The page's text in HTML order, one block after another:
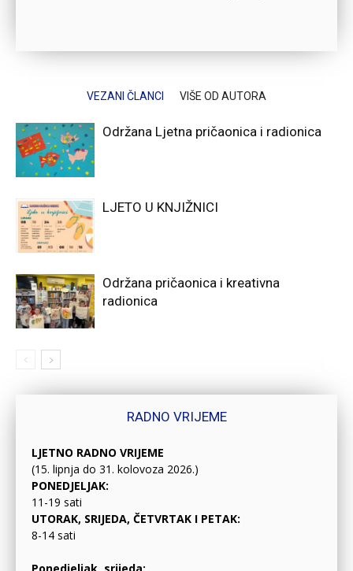
VEZANI ČLANCI VIŠE OD AUTORA
Održana Ljetna pričaonica i radionica
LJETO U KNJIŽNICI
Održana pričaonica i kreativna
radionica
RADNO VRIJEME
LJETNO RADNO VRIJEME
(15. lipnja do 31. kolovoza 2026.)
PONEDJELJAK:
11-19 sati
UTORAK, SRIJEDA, ČETVRTAK I PETAK:
8-14 sati